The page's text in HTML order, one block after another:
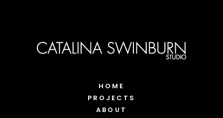
HOME
PROJECTS
ABOUT